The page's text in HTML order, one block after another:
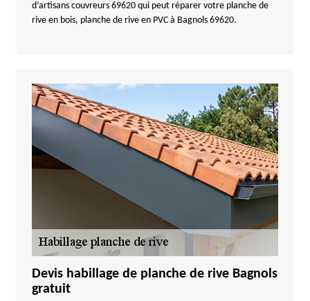
d’artisans couvreurs 69620 qui peut réparer votre planche de
rive en bois, planche de rive en PVC à Bagnols 69620.
Devis habillage de planche de rive Bagnols
gratuit